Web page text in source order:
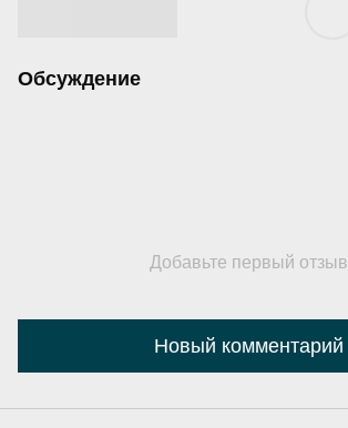
Обсуждение
Добавьте первый отзыв
Новый комментарий